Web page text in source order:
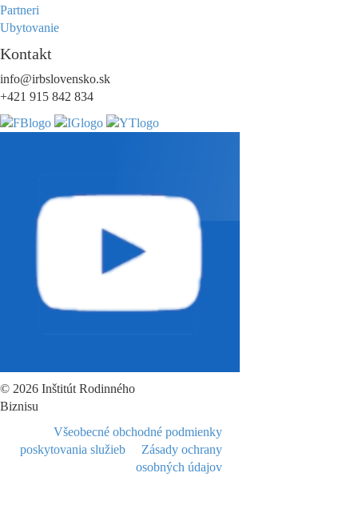
Partneri
Ubytovanie
Kontakt
info@irbslovensko.sk
+421 915 842 834
© 2026 Inštitút Rodinného
Biznisu
Všeobecné obchodné podmienky
poskytovania služieb
Zásady ochrany
osobných údajov